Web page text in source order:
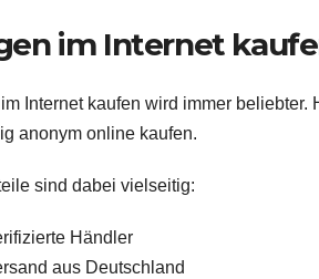
im Internet
Internet kaufen wird immer
anonym online kaufen.
sind dabei vielseitig:
Händler
aus Deutschland